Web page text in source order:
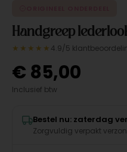
Handgreep
★★★★★ 4.9/5
€ 85,00
Inclusief btw
Bestel nu: zaterdag
Zorgvuldig verpakt